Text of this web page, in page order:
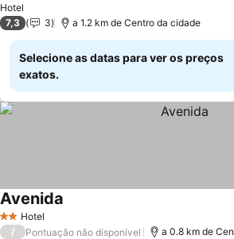
Hotel
7,3 3 a 1.2 km de Centro da cidade
Selecione as datas para ver os preços
exatos.
2 Estrelas
Hotel
Avenida
/ Pontuação não disponível a 0.8 km de